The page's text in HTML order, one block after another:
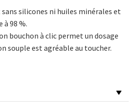
sans silicones ni huiles minérales et
à 98 %.
bouchon à clic permet un dosage
souple est agréable au toucher.